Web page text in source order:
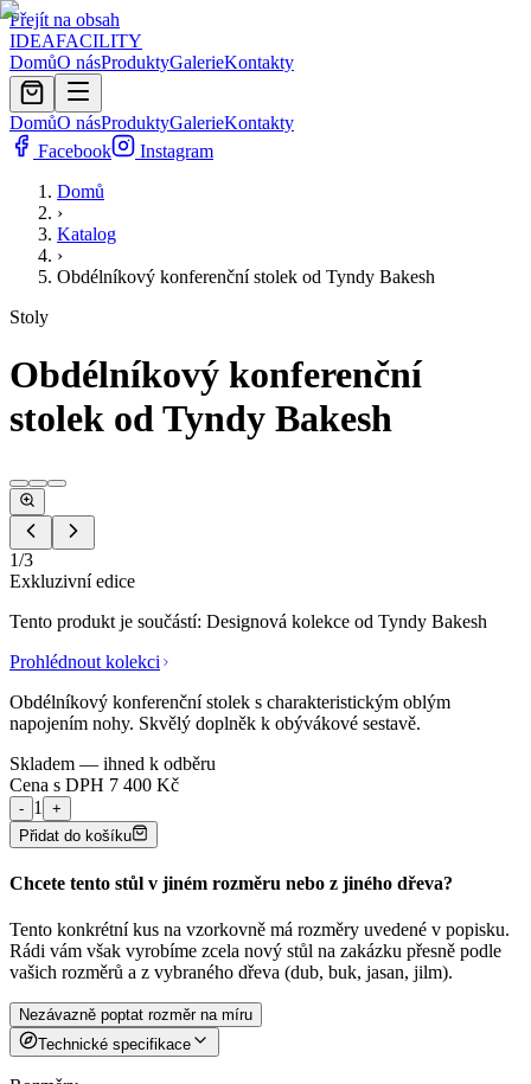
Přejít na obsah
IDEAFACILITY
DomůO násProduktyGalerieKontakty
DomůO násProduktyGalerieKontakty
Facebook
Instagram
Domů
›
Katalog
›
Obdélníkový konferenční stolek od Tyndy Bakesh
Stoly
Obdélníkový konferenční
stolek od Tyndy Bakesh
1/3
Exkluzivní edice
Tento produkt je součástí: Designová kolekce od Tyndy Bakesh
Prohlédnout kolekci
Obdélníkový konferenční stolek s charakteristickým oblým
napojením nohy. Skvělý doplněk k obývákové sestavě.
Skladem — ihned k odběru
Cena s DPH 7 400 Kč
- 1
+
Přidat do košíku
Chcete tento stůl v jiném rozměru nebo z jiného dřeva?
Tento konkrétní kus na vzorkovně má rozměry uvedené v popisku.
Rádi vám však vyrobíme zcela nový stůl na zakázku přesně podle
vašich rozměrů a z vybraného dřeva (dub, buk, jasan, jilm).
Nezávazně poptat rozměr na míru
Technické specifikace